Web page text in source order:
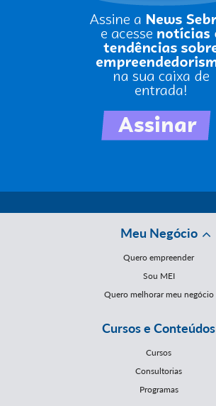
Meu Negócio
Quero empreender
Sou MEI
Quero melhorar meu negócio
Cursos e Conteúdos
Cursos
Consultorias
Programas